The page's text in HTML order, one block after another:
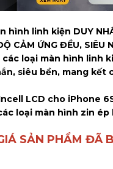
hình linh kiện DUY
CẢM ỨNG ĐỀU, SIÊU
loại màn hình linh
siêu bền, mang
LCD cho iPhone
loại màn hình zin
SẢN PHẨM ĐÃ